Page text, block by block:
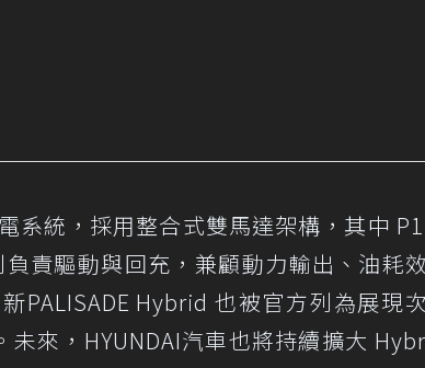
系統，採用整合式雙馬達架構，其中
責驅動與回充，兼顧動力輸出、油耗
PALISADE Hybrid 也被官方列為展現
來，HYUNDAI汽車也將持續擴大